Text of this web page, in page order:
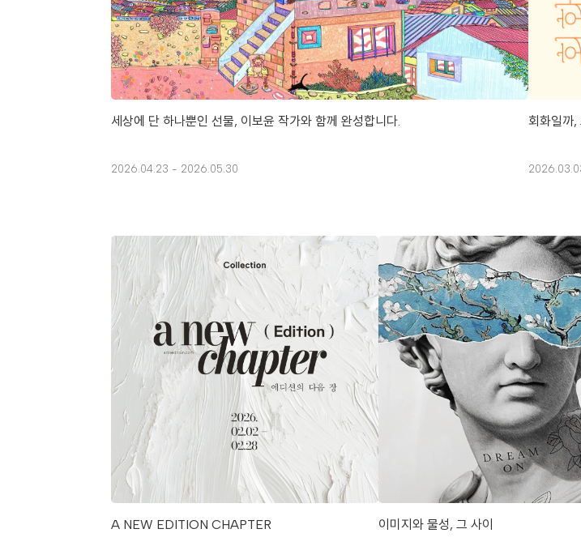
세상에 단 하나뿐인 선물, 이보윤 작가와 함께 완성합니다.
2026.04.23 - 2026.05.30
회화일까
A NEW EDITION CHAPTER 이미지와 물성, 그 사이